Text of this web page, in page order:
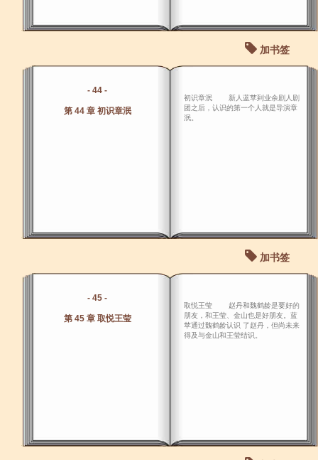
加书签
- 44 -
第 44 章 初识章泯
初识章泯 新人蓝苹到业余剧人剧
团之后，认识的第一个人就是导演章
泯。
加书签
- 45 -
第 45 章 取悦王莹
取悦王莹 赵丹和魏鹤龄是要好的
朋友，和王莹、金山也是好朋友。蓝
苹通过魏鹤龄认识 了赵丹，但尚未来
得及与金山和王莹结识。